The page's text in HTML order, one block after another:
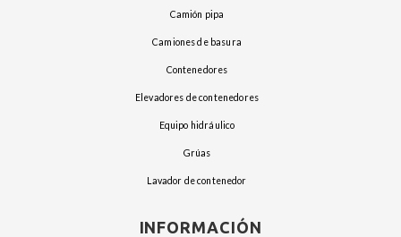
camión pipa
camiones de basura
contenedores
elevadores de contenedores
equipo hidráulico
grúas
lavador de contenedor
INFORMACIÓN